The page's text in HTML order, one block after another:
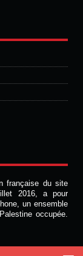
française du site
2016, a pour
un ensemble
occupée.